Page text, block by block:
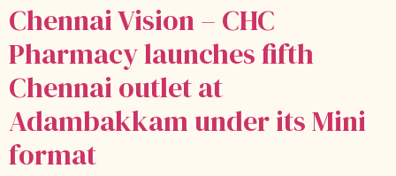
Chennai Vision – CHC
Pharmacy launches fifth
Chennai outlet at
Adambakkam under its Mini
format